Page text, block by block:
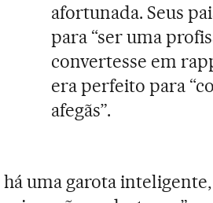
afortunada. Seus
para “ser uma
convertesse em
era perfeito para
afegãs”.
há uma garota